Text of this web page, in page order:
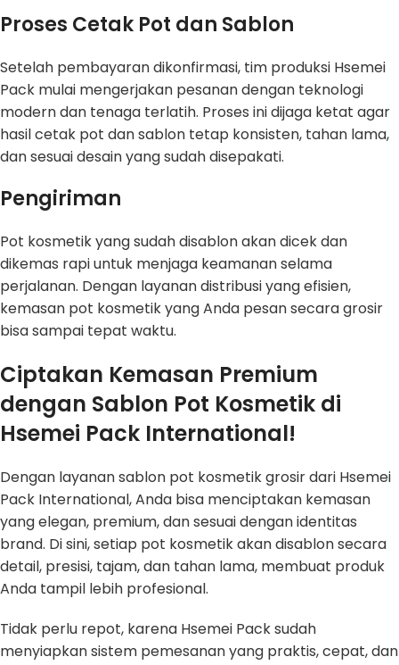
Proses Cetak Pot dan Sablon
Setelah pembayaran dikonfirmasi, tim produksi Hsemei
Pack mulai mengerjakan pesanan dengan teknologi
modern dan tenaga terlatih. Proses ini dijaga ketat agar
hasil cetak pot dan sablon tetap konsisten, tahan lama,
dan sesuai desain yang sudah disepakati.
Pengiriman
Pot kosmetik yang sudah disablon akan dicek dan
dikemas rapi untuk menjaga keamanan selama
perjalanan. Dengan layanan distribusi yang efisien,
kemasan pot kosmetik yang Anda pesan secara grosir
bisa sampai tepat waktu.
Ciptakan Kemasan Premium
dengan Sablon Pot Kosmetik di
Hsemei Pack International!
Dengan layanan sablon pot kosmetik grosir dari Hsemei
Pack International, Anda bisa menciptakan kemasan
yang elegan, premium, dan sesuai dengan identitas
brand. Di sini, setiap pot kosmetik akan disablon secara
detail, presisi, tajam, dan tahan lama, membuat produk
Anda tampil lebih profesional.
Tidak perlu repot, karena Hsemei Pack sudah
menyiapkan sistem pemesanan yang praktis, cepat, dan